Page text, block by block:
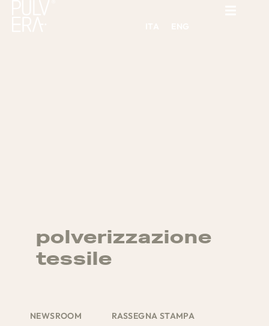
polverizzazione
tessile
NEWSROOM
RASSEGNA STAMPA